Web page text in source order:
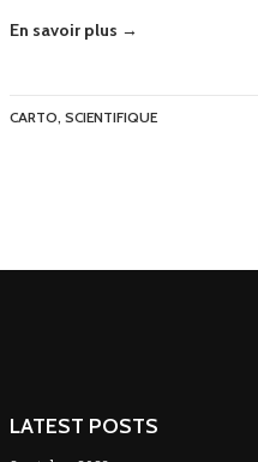
En savoir plus →
CARTO, SCIENTIFIQUE
LATEST POSTS